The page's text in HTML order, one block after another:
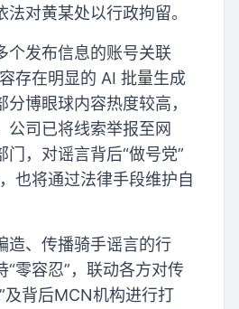
对黄某处以行政拘留。
个发布信息的账号关联
存在明显的 AI 批量生成
博眼球内容热度较高，
公司已将线索举报至网
门，对谣言背后“做号党”
也将通过法律手段维护自
造、传播骑手谣言的行
“零容忍”，联动各方对传
及背后MCN机构进行打